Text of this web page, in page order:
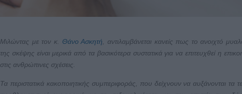
Μιλώντας με τον κ. Θάνο Ασκητή, αντιλαμβάνεται κανείς πως το ανοιχτό
της σκέψης είναι μερικά από τα βασικότερα συστατικά για να επιτευχθεί η
στις ανθρώπινες σχέσεις.
Τα περιστατικά κακοποιητικής συμπεριφοράς, που δείχνουν να αυξάνονται τα